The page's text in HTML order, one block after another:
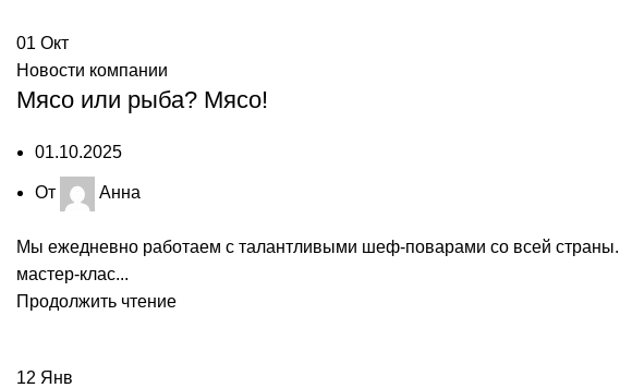
01 Окт
Новости компании
Мясо или рыба? Мясо!
01.10.2025
От Анна
Мы ежедневно работаем с талантливыми шеф-поварами со всей
мастер-клас...
Продолжить чтение
12 Янв